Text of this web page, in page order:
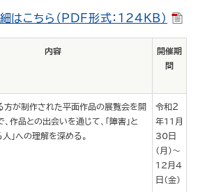
はこちら（PDF形式：124KB）
内容
開催期
間
方が制作された平面作品の展覧会を開
作品との出会いを通じて、「障害」と
人」への理解を深める。
令和２
年11月
30日
（月）～
12月４
日（金）